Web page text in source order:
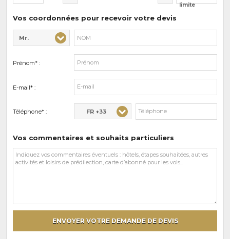
limite
Vos coordonnées pour recevoir votre devis
Civilité* :
Mr.
Nom* :
Prénom* :
E-mail* :
Téléphone* : FR +33
Vos commentaires et souhaits particuliers
Vos
commentaires
ENVOYER VOTRE DEMANDE DE DEVIS